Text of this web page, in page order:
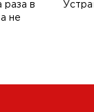
раза в
не